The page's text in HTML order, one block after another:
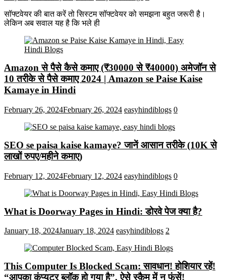
सॉफ्टवेयर की बात करें तो सिस्टम सॉफ्टवेयर को समझना बहुत जरूरी है।
लेकिन अब सवाल यह है कि भले ही
Amazon से पैसे कैसे कमाए (₹30000 से ₹40000) अमेजॉन से
10 तरीके से पैसे कमाए 2024 | Amazon se Paise Kaise
Kamaye in Hindi
February 26, 2024February 26, 2024 easyhindiblogs 0
SEO se paisa kaise kamaye? जानें आसान तरीके (10K से
लाखों रुपए/महीने कमाए)
February 12, 2024February 12, 2024 easyhindiblogs 0
What is Doorway Pages in Hindi: डोरवे पेज क्या है?
January 18, 2024January 18, 2024 easyhindiblogs 2
This Computer Is Blocked Scam: सावधान! होशियार रहें!
“आपका कंप्यूटर ब्लॉक हो गया है”, ऐसे स्कैम में न फंसें!